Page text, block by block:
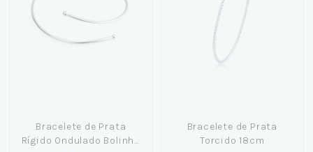
Bracelete de Prata
Rígido Ondulado Bolinha
Bracelete de Prata
Torcido 18cm